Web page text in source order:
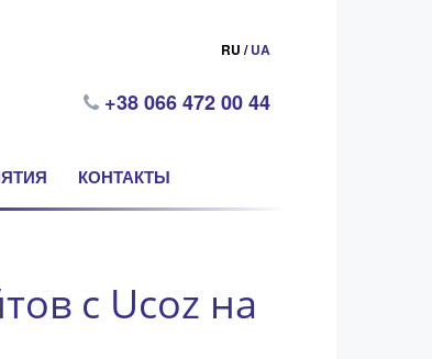
RU /UA
+38 066 472 00 44
КОНТАКТЫ
с Ucoz на